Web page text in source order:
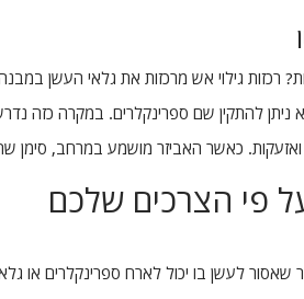
רכזות גילוי אש מרכזות את גלאי העשן
להתקין שם ספרינקלרים. במקרה כזה
כאשר האביזר מושמע במרחב, סימן
פי הצרכים שלכם
לעשן בו יכול לארח ספרינקלרים או